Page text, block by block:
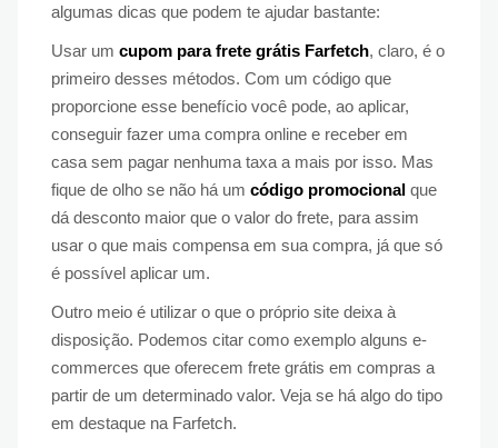
algumas dicas que podem te ajudar bastante:
Usar um cupom para frete grátis Farfetch, claro, é o
primeiro desses métodos. Com um código que
proporcione esse benefício você pode, ao aplicar,
conseguir fazer uma compra online e receber em
casa sem pagar nenhuma taxa a mais por isso. Mas
fique de olho se não há um código promocional que
dá desconto maior que o valor do frete, para assim
usar o que mais compensa em sua compra, já que só
é possível aplicar um.
Outro meio é utilizar o que o próprio site deixa à
disposição. Podemos citar como exemplo alguns e-
commerces que oferecem frete grátis em compras a
partir de um determinado valor. Veja se há algo do tipo
em destaque na Farfetch.